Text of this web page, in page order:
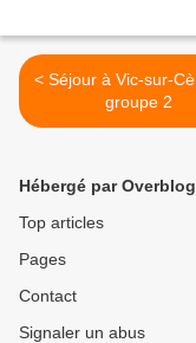
< Séjour à Vic-sur-Cère - J4
groupe 2
Hébergé par Overblog
Top articles
Pages
Contact
Signaler un abus